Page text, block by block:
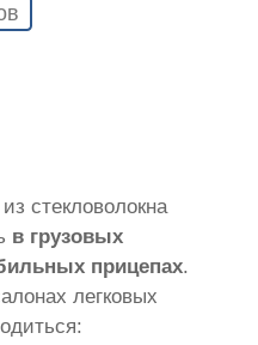
стекловолокна
в грузовых
прицепах.
легковых